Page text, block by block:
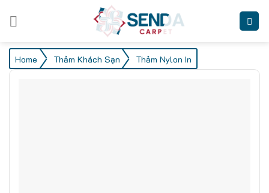
Home / Thảm Khách Sạn / Thảm Nylon In